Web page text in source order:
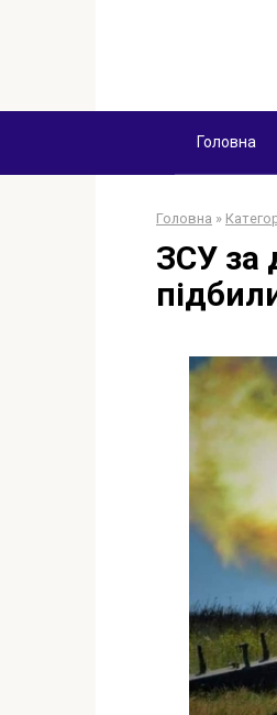
Головна
Головна »
ЗСУ за